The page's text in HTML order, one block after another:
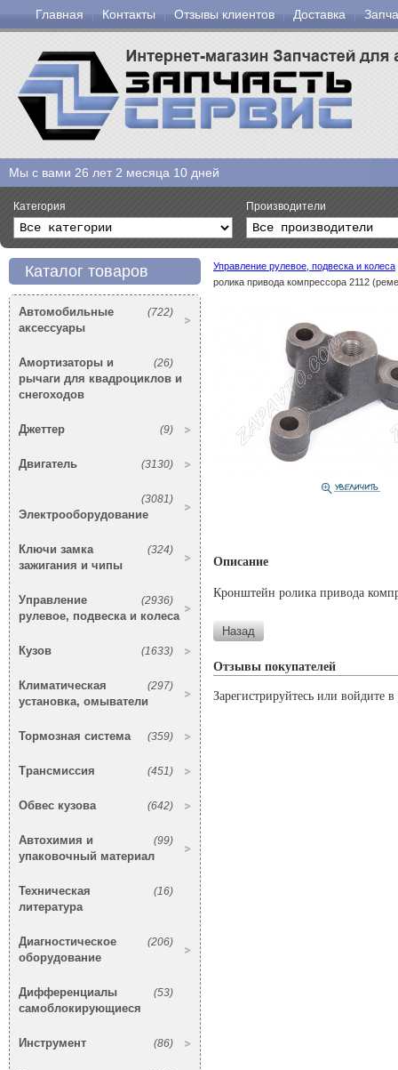
Главная Контакты Отзывы клиентов Доставка
Мы с вами 26 лет 2 месяца 10 дней
Категория Производители
Каталог товаров
(722)
Автомобильные
аксессуары
(26)
Амортизаторы и
рычаги для квадроциклов и
снегоходов
(9)
Джеттер
(3130)
Двигатель
(3081)
Электрооборудование
(324)
Ключи замка
зажигания и чипы
(2936)
Управление
рулевое, подвеска и колеса
(1633)
Кузов
(297)
Климатическая
установка, омыватели
(359)
Тормозная система
(451)
Трансмиссия
(642)
Обвес кузова
(99)
Автохимия и
упаковочный материал
(16)
Техническая
литература
(206)
Диагностическое
оборудование
(53)
Дифференциалы
самоблокирующиеся
(86)
Инструмент
Управление рулевое, подвеска и колеса
ролика привода компрессора 2112
Описание
Кронштейн ролика привода
Отзывы покупателей
Зарегистрируйтесь или войдите